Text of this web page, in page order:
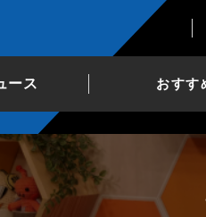
ース おすす